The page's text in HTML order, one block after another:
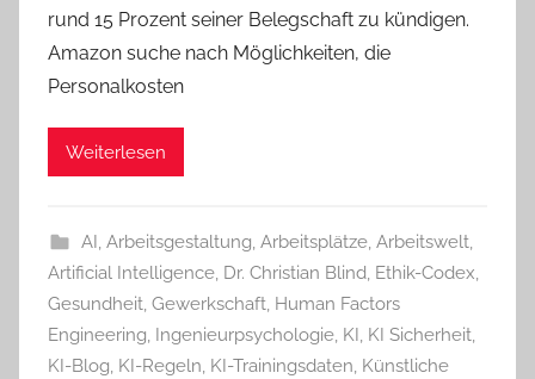
rund 15 Prozent seiner Belegschaft zu kündigen.
Amazon suche nach Möglichkeiten, die
Personalkosten
Weiterlesen
AI, Arbeitsgestaltung, Arbeitsplätze, Arbeitswelt,
Artificial Intelligence, Dr. Christian Blind, Ethik-Codex,
Gesundheit, Gewerkschaft, Human Factors
Engineering, Ingenieurpsychologie, KI, KI Sicherheit,
KI-Blog, KI-Regeln, KI-Trainingsdaten, Künstliche